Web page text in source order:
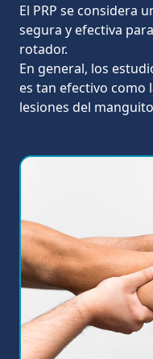
El PRP se considera
segura y efectiva
rotador.
En general, los
es tan efectivo como
lesiones del